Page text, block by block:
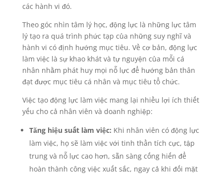
các hành vi đó.
Theo góc nhìn tâm lý học, động lực là những lực tâm
lý tạo ra quá trình phức tạp của những suy nghĩ và
hành vi có định hướng mục tiêu. Về cơ bản, động lực
làm việc là sự khao khát và tự nguyện của mỗi cá
nhân nhằm phát huy mọi nỗ lực để hướng bản thân
đạt được mục tiêu cá nhân và mục tiêu tổ chức.
Việc tạo động lực làm việc mang lại nhiều lợi ích thiết
yếu cho cả nhân viên và doanh nghiệp:
Tăng hiệu suất làm việc: Khi nhân viên có động lực
làm việc, họ sẽ làm việc với tinh thần tích cực, tập
trung và nỗ lực cao hơn, sẵn sàng cống hiến để
hoàn thành công việc xuất sắc, ngay cả khi đối mặt